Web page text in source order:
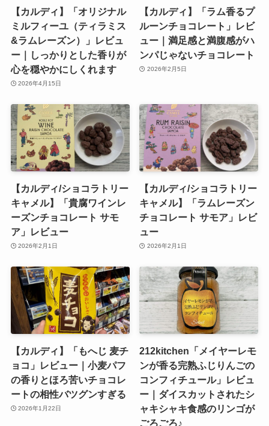
【カルディ】「オリジナル
ミルフィーユ（ティラミス
&ラムレーズン）」レビュ
ー｜しっかりとした香りが
心を穏やかにしくれます
2026年4月15日
【カルディ】「ラム香るプ
ルーンチョコレート」レビ
ュー｜満足感と満腹感がハ
ンパじゃないチョコレート
2026年2月5日
【カルディ/ショコラトリー
キャメル】「貴腐ワインレ
ーズンチョコレート サモ
ア」レビュー
2026年2月1日
【カルディ/ショコラトリー
キャメル】「ラムレーズン
チョコレート サモア」レビ
ュー
2026年2月1日
【カルディ】「もへじ 麦チ
ョコ」レビュー｜小麦パフ
の香りとほろ苦いチョコレ
ートの相性バツグンすぎる
2026年1月22日
212kitchen「メイヤーレモ
ンが香る完熟ふじりんごの
コンフィチュール」レビュ
ー｜ダイスカットされたシ
ャキシャキ食感のリンゴが
ごろごろ♪